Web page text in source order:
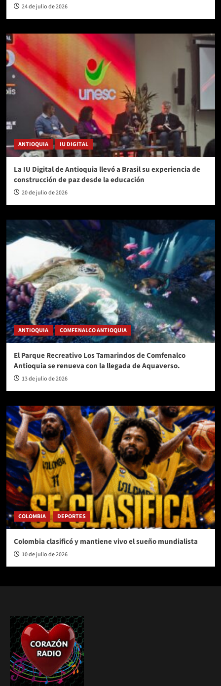
24 de julio de 2026
ANTIOQUIA IU DIGITAL
La IU Digital de Antioquia llevó a Brasil su experiencia de
construcción de paz desde la educación
20 de julio de 2026
ANTIOQUIA COMFENALCO ANTIOQUIA
El Parque Recreativo Los Tamarindos de Comfenalco
Antioquia se renueva con la llegada de Aquaverso.
13 de julio de 2026
COLOMBIA DEPORTES
Colombia clasificó y mantiene vivo el sueño mundialista
10 de julio de 2026